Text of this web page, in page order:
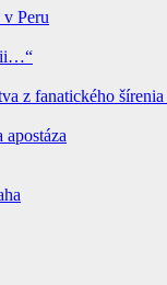
Peru
z fanatického